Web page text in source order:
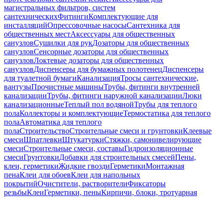
магистральных фильтров, систем
сантехническихФитингиКомплектующие для
инсталляцийОпрессовочные насосыСантехника для
общественных местАксессуары для общественных
санузловСушилки для рукДозаторы для общественных
санузловСенсорные дозаторы для общественных
санузловЛоктевые дозаторы для общественных
санузловДиспенсеры для бумажных полотенецДиспенсеры
для туалетной бумагиКанализацияТросы сантехнические,
вантузыПрочистные машиныТрубы, фитинги внутренней
канализацииТрубы, фитинги наружной канализацииЛюки
канализационныеТеплый пол водянойТрубы для теплого
полаКоллекторы и комплектующиеТермостатика для теплого
полаАвтоматика для теплого
полаСтроительствоСтроительные смеси и грунтовкиКлеевые
смесиШпатлевкиШтукатуркиСтяжки, самонивелирующие
смесиСтроительные смеси, составыГидроизоляционные
смесиГрунтовкиДобавки для строительных смесейПены,
клеи, герметикиЖидкие гвоздиГерметикиМонтажная
пенаКлеи для обоевКлеи для напольных
покрытийОчистители, растворителиФиксаторы
резьбыКлеиГерметики, пеныКирпичи, блоки, тротуарная